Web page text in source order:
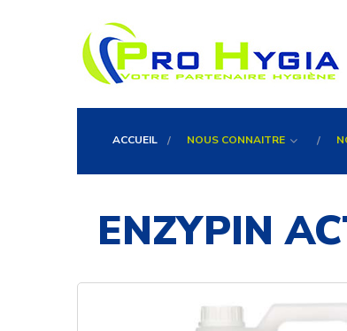
ACCUEIL NOUS CONNAITRE
ENZYPIN